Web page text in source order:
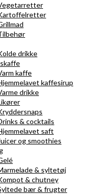
drikke
kaffe
kaffesirup
drikke
& cocktails
saft
og smoothies
& syltetøj
& chutney
bær & frugter